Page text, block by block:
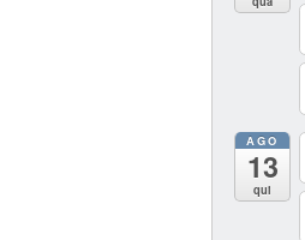
AGO
13
qui